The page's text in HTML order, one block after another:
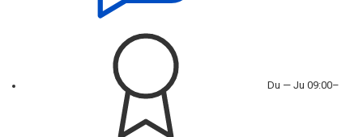
Du — Ju 09:00–